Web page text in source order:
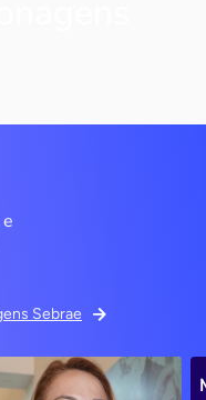
Sebrae